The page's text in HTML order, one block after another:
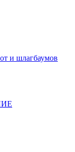
и шлагбаумов